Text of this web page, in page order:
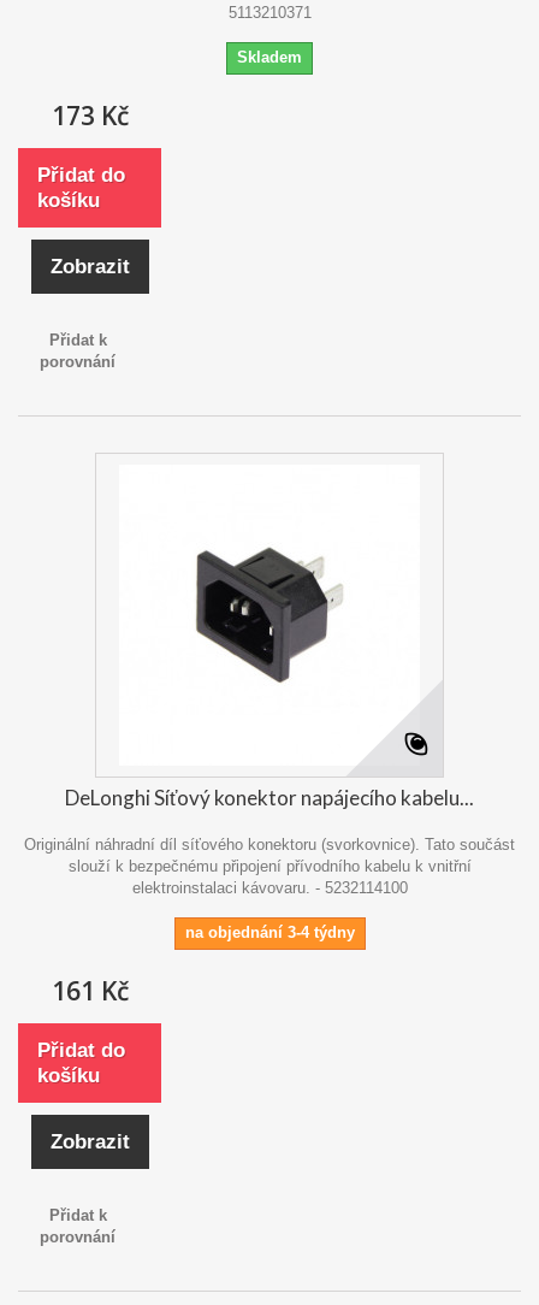
5113210371
Skladem
173 Kč
Přidat do
košíku
Zobrazit
Přidat k
porovnání
DeLonghi Síťový konektor napájecího kabelu...
Originální náhradní díl síťového konektoru (svorkovnice). Tato součást
slouží k bezpečnému připojení přívodního kabelu k vnitřní
elektroinstalaci kávovaru. - 5232114100
na objednání 3-4 týdny
161 Kč
Přidat do
košíku
Zobrazit
Přidat k
porovnání